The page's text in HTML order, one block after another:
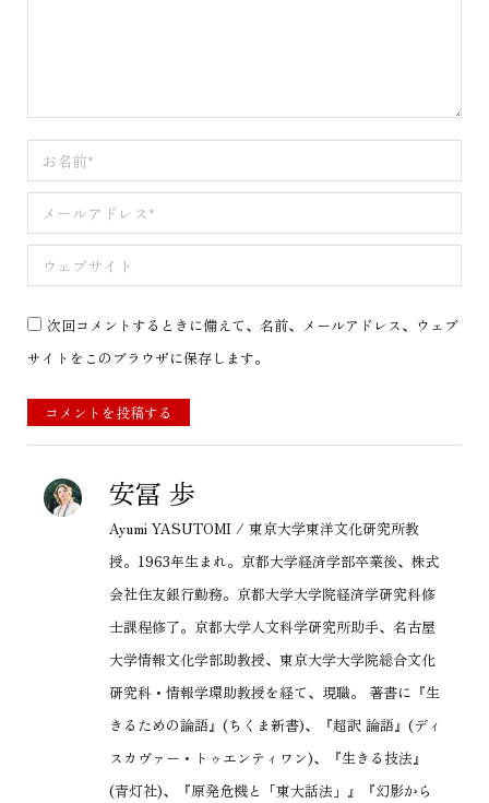
お名前 *
メールアドレス *
ウェブサイト
次回コメントするときに備えて、名前、メールアドレス、ウェブ
サイトをこのブラウザに保存します。
コメントを投稿する
安冨 歩
Ayumi YASUTOMI / 東京大学東洋文化研究所教
授。1963年生まれ。京都大学経済学部卒業後、株式
会社住友銀行勤務。京都大学大学院経済学研究科修
士課程修了。京都大学人文科学研究所助手、名古屋
大学情報文化学部助教授、東京大学大学院総合文化
研究科・情報学環助教授を経て、現職。 著書に『生
きるための論語』(ちくま新書)、『超訳 論語』(ディ
スカヴァー・トゥエンティワン)、『生きる技法』
(青灯社)、『原発危機と「東大話法」』『幻影から